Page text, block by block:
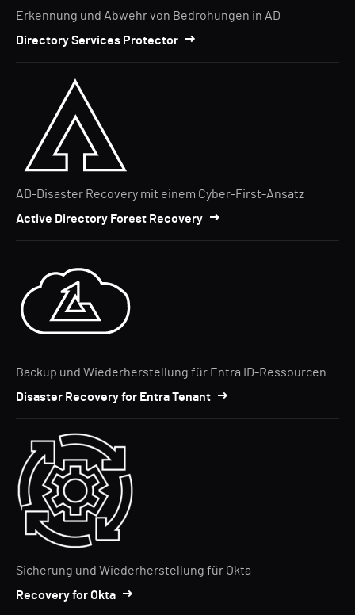
Erkennung und Abwehr von Bedrohungen in AD
Directory Services Protector
AD-Disaster Recovery mit einem Cyber-First-Ansatz
Active Directory Forest Recovery
Backup und Wiederherstellung für Entra ID-Ressourcen
Disaster Recovery for Entra Tenant
Sicherung und Wiederherstellung für Okta
Recovery for Okta